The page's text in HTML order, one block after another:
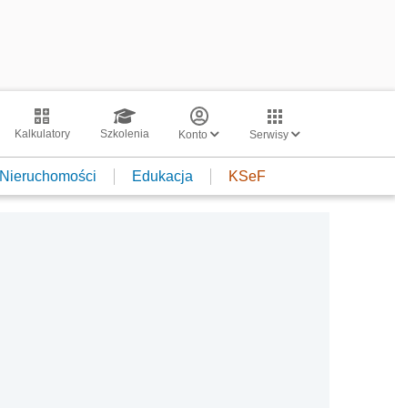
Kalkulatory Szkolenia Konto Serwisy
Nieruchomości Edukacja KSeF